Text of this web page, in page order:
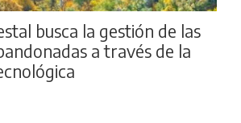
busca la gestión de las
a través de la